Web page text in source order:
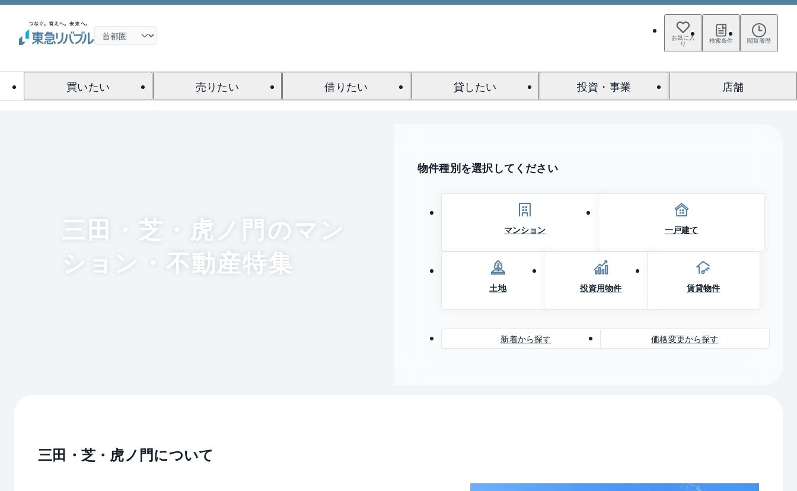
お気に入
り 検索条件 閲覧履歴
買いたい 売りたい 借りたい 貸したい 投資・事業 店舗
三田・芝・虎ノ門のマン
ション・不動産特集
物件種別を選択してください
マンション 一戸建て
土地 投資用物件 賃貸物件
新着から探す 価格変更から探す
三田・芝・虎ノ門について